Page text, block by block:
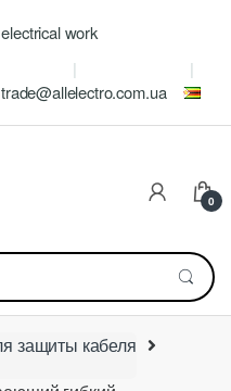
work
0
защиты кабеля